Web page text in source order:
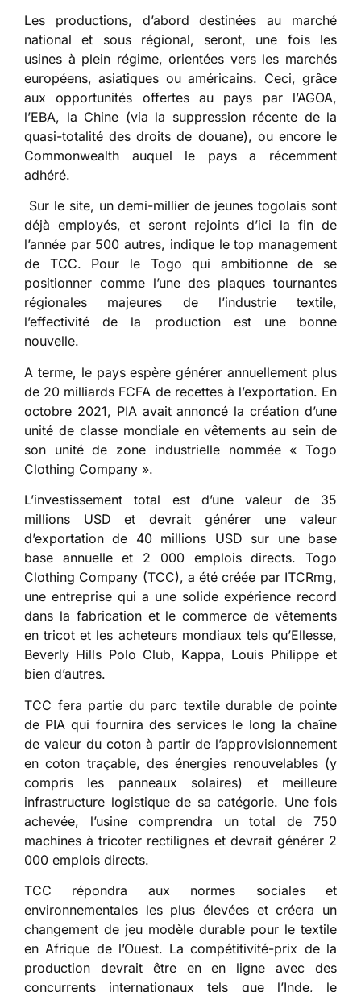
Les productions, d’abord destinées au marché
national et sous régional, seront, une fois les
usines à plein régime, orientées vers les marchés
européens, asiatiques ou américains. Ceci, grâce
aux opportunités offertes au pays par l’AGOA,
l’EBA, la Chine (via la suppression récente de la
quasi-totalité des droits de douane), ou encore le
Commonwealth auquel le pays a récemment
adhéré.
Sur le site, un demi-millier de jeunes togolais sont
déjà employés, et seront rejoints d’ici la fin de
l’année par 500 autres, indique le top management
de TCC. Pour le Togo qui ambitionne de se
positionner comme l’une des plaques tournantes
régionales majeures de l’industrie textile,
l’effectivité de la production est une bonne
nouvelle.
A terme, le pays espère générer annuellement plus
de 20 milliards FCFA de recettes à l’exportation. En
octobre 2021, PIA avait annoncé la création d’une
unité de classe mondiale en vêtements au sein de
son unité de zone industrielle nommée « Togo
Clothing Company ».
L’investissement total est d’une valeur de 35
millions USD et devrait générer une valeur
d’exportation de 40 millions USD sur une base
base annuelle et 2 000 emplois directs. Togo
Clothing Company (TCC), a été créée par ITCRmg,
une entreprise qui a une solide expérience record
dans la fabrication et le commerce de vêtements
en tricot et les acheteurs mondiaux tels qu’Ellesse,
Beverly Hills Polo Club, Kappa, Louis Philippe et
bien d’autres.
TCC fera partie du parc textile durable de pointe
de PIA qui fournira des services le long la chaîne
de valeur du coton à partir de l’approvisionnement
en coton traçable, des énergies renouvelables (y
compris les panneaux solaires) et meilleure
infrastructure logistique de sa catégorie. Une fois
achevée, l’usine comprendra un total de 750
machines à tricoter rectilignes et devrait générer 2
000 emplois directs.
TCC répondra aux normes sociales et
environnementales les plus élevées et créera un
changement de jeu modèle durable pour le textile
en Afrique de l’Ouest. La compétitivité-prix de la
production devrait être en en ligne avec des
concurrents internationaux tels que l’Inde, le